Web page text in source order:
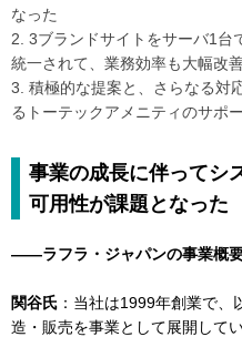
なった
2. 3ブランドサイトをサーバ1台
統一されて、業務効率も大幅改
3. 積極的な提案と、さらなる対
るトーテックアメニティのサポ
事業の成長に伴ってシ
可用性が課題となった
――ラフラ・ジャパンの事業概
関谷氏 ：当社は1999年創業で
造・販売を事業として展開して